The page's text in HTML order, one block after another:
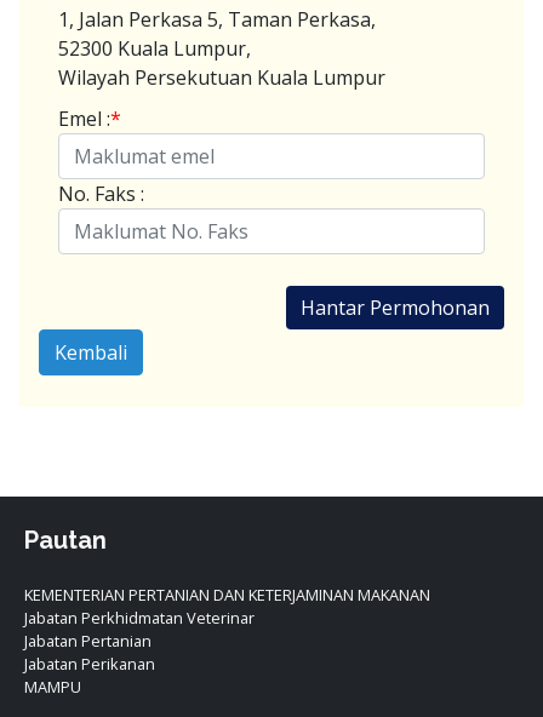
1, Jalan Perkasa 5, Taman Perkasa,
52300 Kuala Lumpur,
Wilayah Persekutuan Kuala Lumpur
Emel :*
No. Faks :
Hantar Permohonan
Kembali
Pautan
KEMENTERIAN PERTANIAN DAN KETERJAMINAN MAKANAN
Jabatan Perkhidmatan Veterinar
Jabatan Pertanian
Jabatan Perikanan
MAMPU